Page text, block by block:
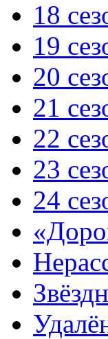
18
19
20
21
22
23
24